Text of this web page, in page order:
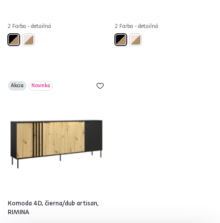
2 Farba - detailná 2 Farba - detailná
Akcia Novinka
Komoda 4D, čierna/dub artisan,
RIMINA